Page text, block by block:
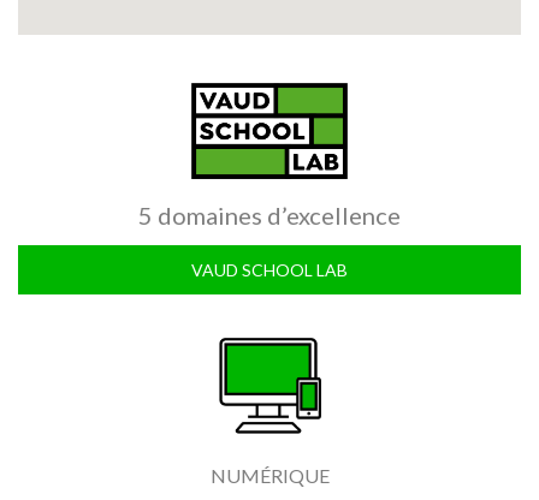
5 domaines d’excellence
VAUD SCHOOL LAB
NUMÉRIQUE